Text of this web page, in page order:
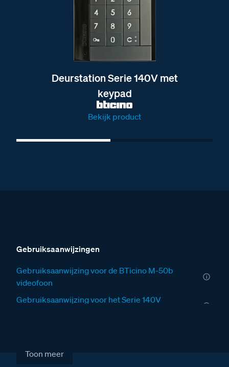
Deurstation Serie 140V met
keypad
Bekijk product
Gebruiksaanwijzingen
Gebruiksaanwijzing voor de BTicino M-50b
videofoon
Gebruiksaanwijzing voor het Serie 140V
Installatiewijzer VV
Toon meer